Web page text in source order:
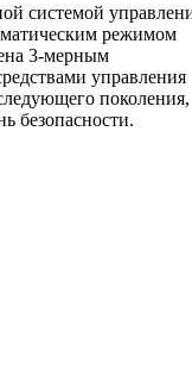
системой
режимом
3-мерным
управления
поколения,
безопасности.